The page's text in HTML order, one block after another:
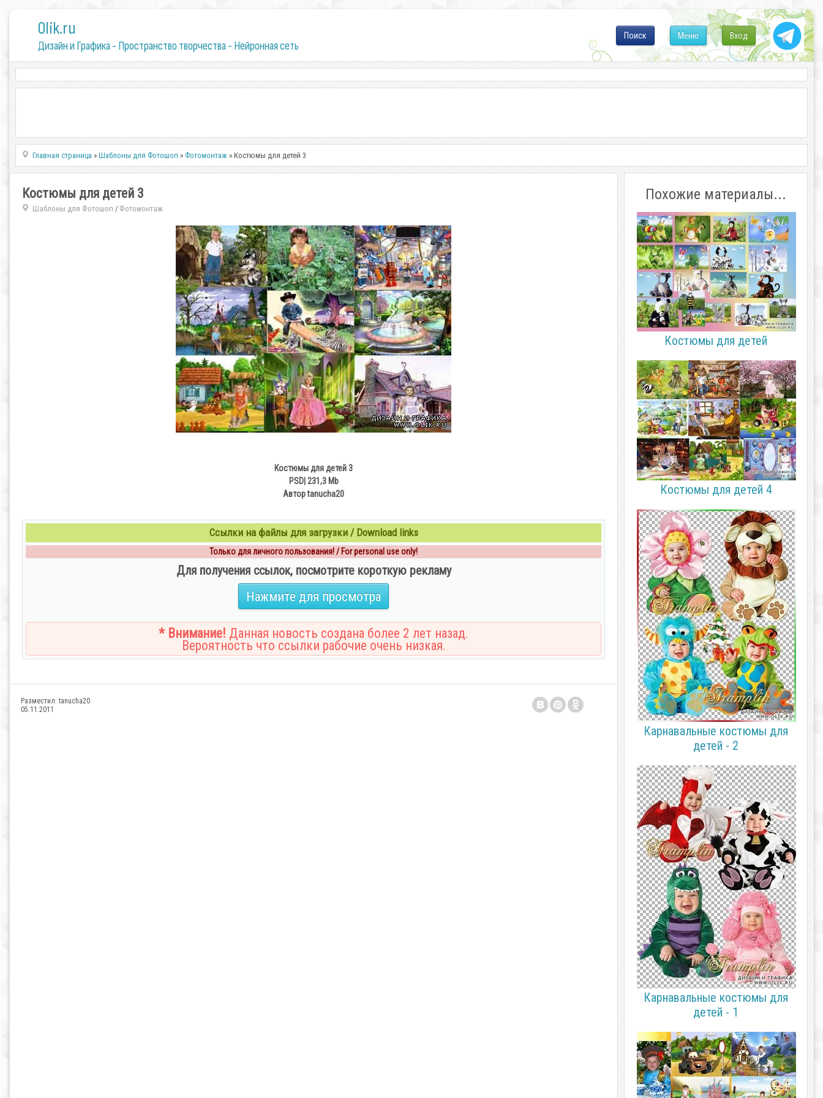
0lik.ru
Дизайн и Графика - Пространство творчества - Нейронная сеть
Вход
Меню
Поиск
Главная страница »Шаблоны для Фотошоп » Фотомонтаж » Костюмы для детей 3
Костюмы для детей 3
Шаблоны для Фотошоп / Фотомонтаж
Костюмы для детей 3
PSD| 231,3 Mb
Автор tanucha20
Ссылки на файлы для загрузки / Download links
Только для личного пользования! / For personal use only!
Для получения ссылок, посмотрите короткую рекламу
Нажмите для просмотра
* Внимание! Данная новость создана более 2 лет назад.
Вероятность что ссылки рабочие очень низкая.
Разместил: tanucha20
05.11.2011
Похожие материалы...
Костюмы для детей
Костюмы для детей 4
Карнавальные костюмы для
детей - 2
Карнавальные костюмы для
детей - 1